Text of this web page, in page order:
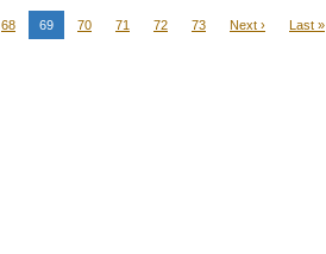
68 69 70 71 72 73 Next › Last »